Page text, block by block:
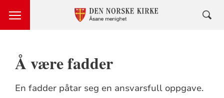
Å være fadder
En fadder påtar seg en ansvarsfull oppgave.